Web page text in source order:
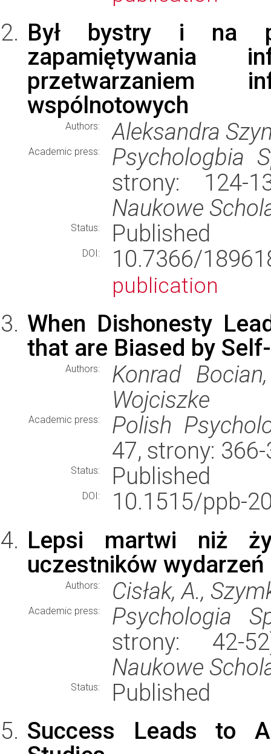
Był bystry i na
zapamiętywania
przetwarzaniem
wspólnotowych
Authors: Aleksandra
Academic press:
Psychologbia
strony: 124-
Naukowe
Status: Published
DOI: 10.7366/
publication
When Dishonesty
that are Biased by
Authors:
Konrad
Wojciszke
Academic press:
Polish
47, strony:
Status: Published
DOI:
10.1515/ppb-
Lepsi martwi niż
uczestników
Authors: Cisłak, A.,
Academic press:
Psychologia
strony: 42-
Naukowe
Status:
Published
Success Leads to